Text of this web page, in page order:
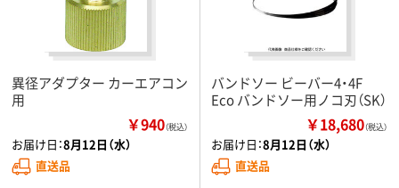
異径アダプター カーエアコン
用
￥940（税込）
お届け日：8月12日（水）
直送品
バンドソー ビーバー4・4F
Eco バンドソー用ノコ刃（SK）
￥18,680（税込）
お届け日：8月12日（水）
直送品